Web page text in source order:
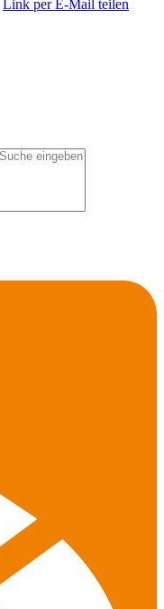
Link per E-Mail teilen